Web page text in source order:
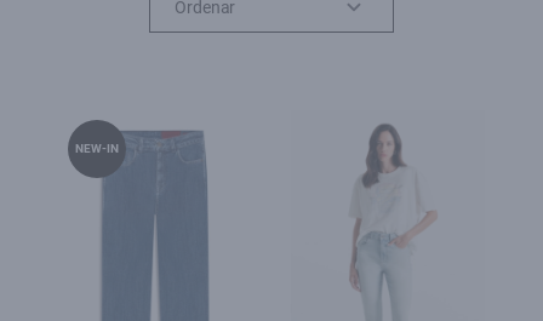
NEW-IN